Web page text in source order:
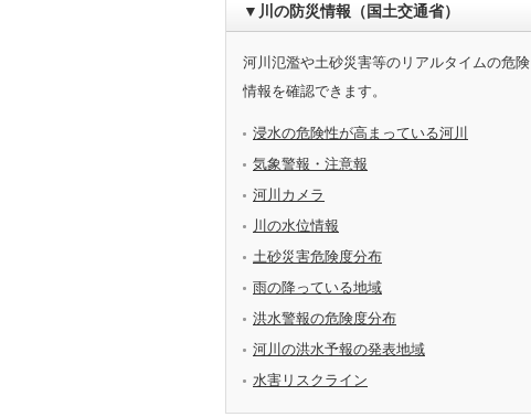
▼川の防災情報（国土交通省）
河川氾濫や土砂災害等のリアルタイムの危険
情報を確認できます。
浸水の危険性が高まっている河川
気象警報・注意報
河川カメラ
川の水位情報
土砂災害危険度分布
雨の降っている地域
洪水警報の危険度分布
河川の洪水予報の発表地域
水害リスクライン